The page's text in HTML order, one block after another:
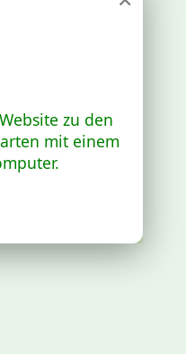
zu den
mit einem